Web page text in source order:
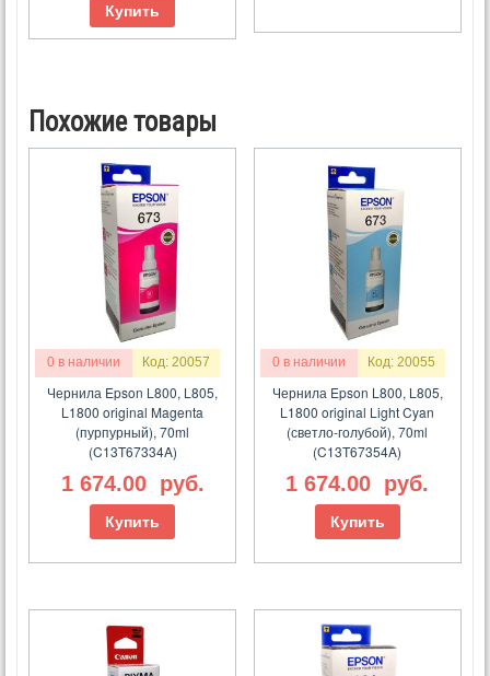
Купить
Похожие товары
0 в наличии Код: 20057
Чернила Epson L800, L805,
L1800 original Magenta
(пурпурный), 70ml
(C13T67334A)
1 674.00 руб.
Купить
0 в наличии Код: 20055
Чернила Epson L800, L805,
L1800 original Light Cyan
(светло-голубой), 70ml
(C13T67354A)
1 674.00 руб.
Купить